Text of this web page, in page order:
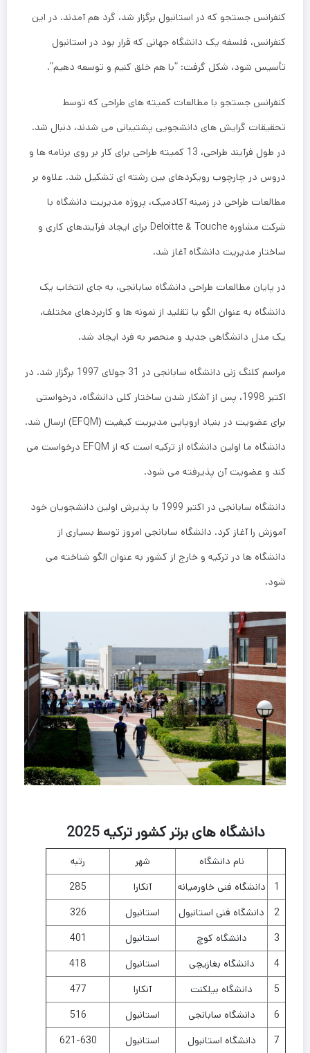
کنفرانس جستجو که در استانبول برگزار شد، گرد هم آمدند. در این
کنفرانس، فلسفه یک دانشگاه جهانی که قرار بود در استانبول
تأسیس شود، شکل گرفت: “با هم خلق کنیم و توسعه دهیم”.
کنفرانس جستجو با مطالعات کمیته های طراحی که توسط
تحقیقات گرایش های دانشجویی پشتیبانی می شدند، دنبال شد.
در طول فرآیند طراحی، 13 کمیته طراحی برای کار بر روی برنامه ها و
دروس در چارچوب رویکردهای بین رشته ای تشکیل شد. علاوه بر
مطالعات طراحی در زمینه آکادمیک، پروژه مدیریت دانشگاه با
شرکت مشاوره Deloitte & Touche برای ایجاد فرآیندهای کاری و
ساختار مدیریت دانشگاه آغاز شد.
در پایان مطالعات طراحی دانشگاه سابانجی، به جای انتخاب یک
دانشگاه به عنوان الگو یا تقلید از نمونه ها و کاربردهای مختلف،
یک مدل دانشگاهی جدید و منحصر به فرد ایجاد شد.
مراسم کلنگ زنی دانشگاه سابانجی در 31 جولای 1997 برگزار شد. در
اکتبر 1998، پس از آشکار شدن ساختار کلی دانشگاه، درخواستی
برای عضویت در بنیاد اروپایی مدیریت کیفیت (EFQM) ارسال شد.
دانشگاه ما اولین دانشگاه از ترکیه است که از EFQM درخواست می
کند و عضویت آن پذیرفته می شود.
دانشگاه سابانجی در اکتبر 1999 با پذیرش اولین دانشجویان خود
آموزش را آغاز کرد. دانشگاه سابانجی امروز توسط بسیاری از
دانشگاه ها در ترکیه و خارج از کشور به عنوان الگو شناخته می
شود.
دانشگاه های برتر کشور ترکیه 2025
رتبه شهر
نام دانشگاه
285
آنکارا دانشگاه فنی خاورمیانه
1
326
استانبول دانشگاه فنی استانبول
2
401
استانبول دانشگاه کوچ
3
418
استانبول دانشگاه بغازیچی
4
477
آنکارا دانشگاه بیلکنت
5
516
استانبول دانشگاه سابانجی
6
621-630
استانبول دانشگاه استانبول 7